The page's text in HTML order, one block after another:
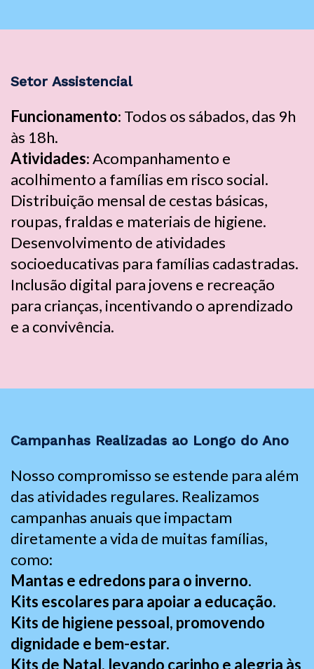
Setor Assistencial
Funcionamento: Todos os sábados, das 9h
às 18h.
Atividades: Acompanhamento e
acolhimento a famílias em risco social.
Distribuição mensal de cestas básicas,
roupas, fraldas e materiais de higiene.
Desenvolvimento de atividades
socioeducativas para famílias cadastradas.
Inclusão digital para jovens e recreação
para crianças, incentivando o aprendizado
e a convivência.
Campanhas Realizadas ao Longo do Ano
Nosso compromisso se estende para além
das atividades regulares. Realizamos
campanhas anuais que impactam
diretamente a vida de muitas famílias,
como:
Mantas e edredons para o inverno.
Kits escolares para apoiar a educação.
Kits de higiene pessoal, promovendo
dignidade e bem-estar.
Kits de Natal, levando carinho e alegria às